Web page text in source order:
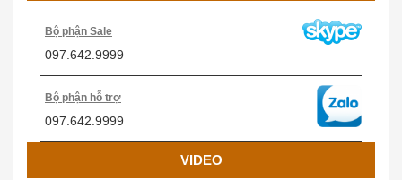
Bộ phận Sale
097.642.9999
Bộ phận hỗ trợ
097.642.9999
VIDEO